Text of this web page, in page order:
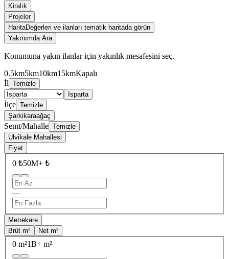
Kiralık
Projeler
HaritaDeğerleri ve ilanları tematik haritada görün
Yakınımda Ara
Konumuna yakın ilanlar için yakınlık mesafesini seç.
0.5km5km10km15kmKapalı
İl Temizle
Isparta
İlçe Temizle
Şarkikaraağaç
Semt/Mahalle Temizle
Ulvikale Mahallesi
Fiyat
0 ₺50M+ ₺
—
Metrekare
Brüt m²
Net m²
0 m²1B+ m²